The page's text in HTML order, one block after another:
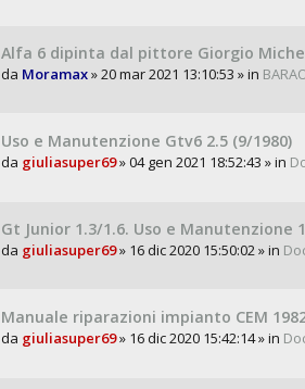
Alfa 6 dipinta dal pittore Giorgio
da Moramax» 20 mar 2021 13:10:53 » in
Uso e Manutenzione Gtv6 2.5 (9/1980)
da giuliasuper69» 04 gen 2021 18:52:43 » in
Gt Junior 1.3/1.6. Uso e Manutenzione
da giuliasuper69» 16 dic 2020 15:50:02 » in
Manuale riparazioni impianto CEM
da giuliasuper69» 16 dic 2020 15:42:14 » in